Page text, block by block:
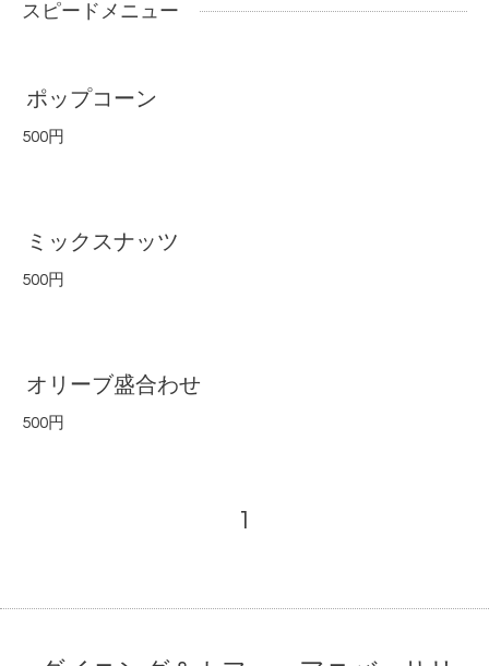
スピードメニュー
ポップコーン
500円
ミックスナッツ
500円
オリーブ盛合わせ
500円
1